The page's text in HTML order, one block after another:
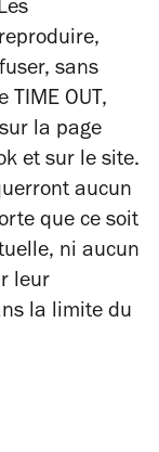
sans
OUT,
la page
et sur le site.
aucun
que ce soit
ni aucun
leur
la limite du